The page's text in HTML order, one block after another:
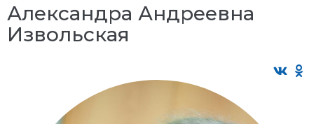
Александра Андреевна
Извольская